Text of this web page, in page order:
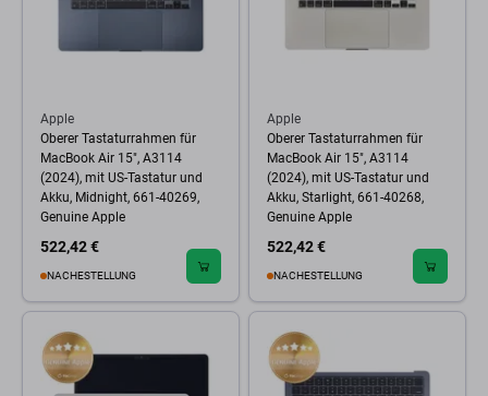
Apple
Oberer Tastaturrahmen für
MacBook Air 15", A3114
(2024), mit US-Tastatur und
Akku, Midnight, 661-40269,
Genuine Apple
522,42 €
NACHESTELLUNG
Apple
Oberer Tastaturrahmen für
MacBook Air 15", A3114
(2024), mit US-Tastatur und
Akku, Starlight, 661-40268,
Genuine Apple
522,42 €
NACHESTELLUNG